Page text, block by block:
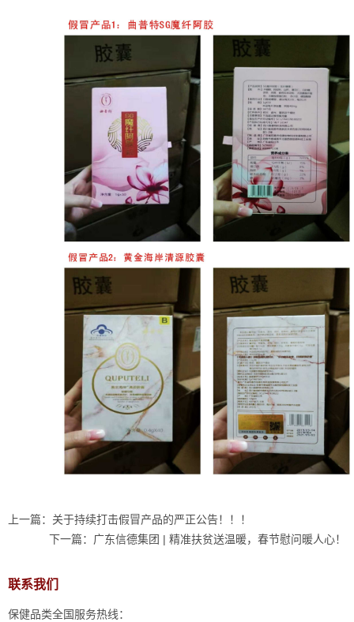
上一篇： 关于持续打击假冒产品的严正公告！！！
下一篇： 广东信德集团 | 精准扶贫送温暖，春节慰问暖人心！
联系我们
保健品类全国服务热线：